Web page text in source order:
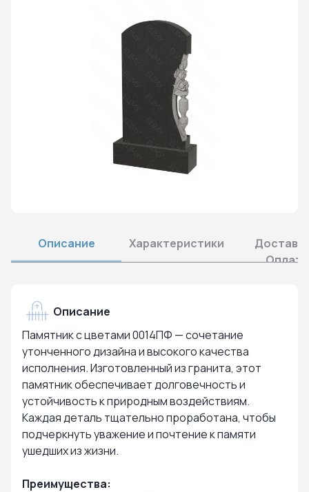
Описание Характеристики
Оплата
Описание
Памятник с цветами 0014ПФ — сочетание
утонченного дизайна и высокого качества
исполнения. Изготовленный из гранита, этот
памятник обеспечивает долговечность и
устойчивость к природным воздействиям.
Каждая деталь тщательно проработана, чтобы
подчеркнуть уважение и почтение к памяти
ушедших из жизни.
Преимущества: